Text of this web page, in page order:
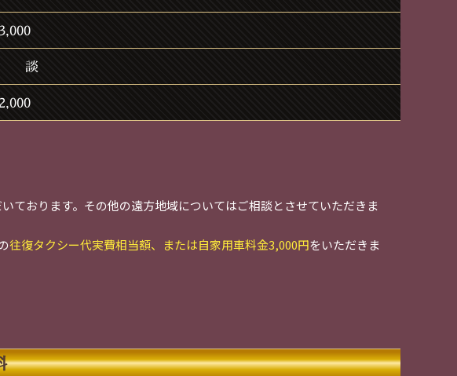
談
ております。その他の遠方地域についてはご相談とさせていただきま
往復タクシー代実費相当額、または自家用車料金3,000円をいただきま